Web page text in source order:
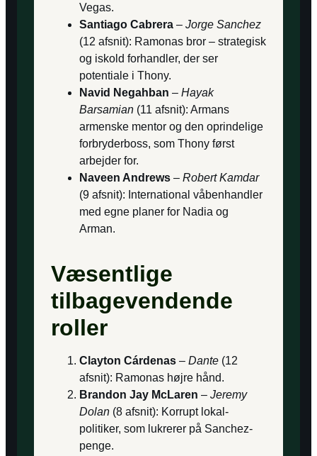
Vegas.
Santiago Cabrera – Jorge Sanchez
(12 afsnit): Ramonas bror – strategisk
og iskold forhandler, der ser
potentiale i Thony.
Navid Negahban – Hayak
Barsamian (11 afsnit): Armans
armenske mentor og den oprindelige
forbryder­boss, som Thony først
arbejder for.
Naveen Andrews – Robert Kamdar
(9 afsnit): International våben­handler
med egne planer for Nadia og
Arman.
Væsentlige
tilbagevendende
roller
Clayton Cárdenas – Dante (12
afsnit): Ramonas højre hånd.
Brandon Jay McLaren – Jeremy
Dolan (8 afsnit): Korrupt lokal­
politiker, som lukrerer på Sanchez-
penge.